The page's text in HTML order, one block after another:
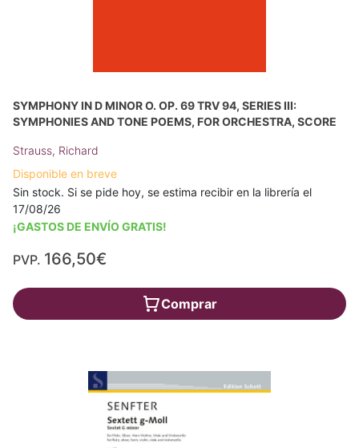
SYMPHONY IN D MINOR O. OP. 69 TRV 94, SERIES III:
SYMPHONIES AND TONE POEMS, FOR ORCHESTRA, SCORE
Strauss, Richard
Disponible en breve
Sin stock. Si se pide hoy, se estima recibir en la librería el
17/08/26
¡GASTOS DE ENVÍO GRATIS!
PVP. 166,50€
Comprar